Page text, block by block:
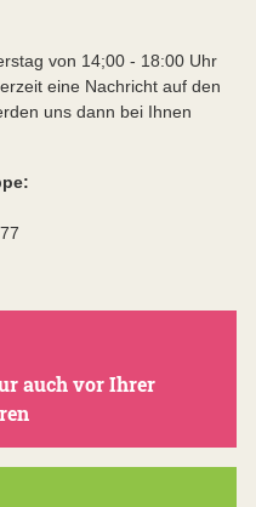
von 14;00 - 18:00 Uhr
eine Nachricht auf den
uns dann bei Ihnen
auch vor Ihrer